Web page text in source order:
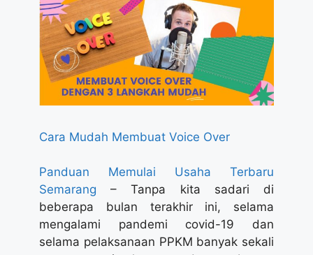
Cara Mudah Membuat Voice Over
Panduan Memulai Usaha Terbaru
Semarang – Tanpa kita sadari di
beberapa bulan terakhir ini, selama
mengalami pandemi covid-19 dan
selama pelaksanaan PPKM banyak sekali